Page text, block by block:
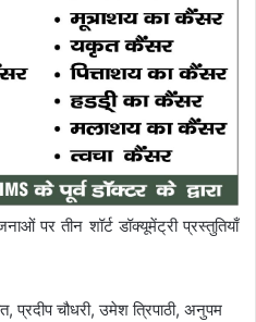
पर तीन शॉर्ट डॉक्यूमेंट्री प्रस्तुतियाँ
प्रदीप चौधरी, उमेश त्रिपाठी, अनुपम